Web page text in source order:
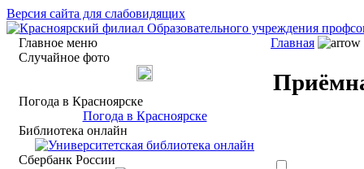
Версия сайта для слабовидящих
Главное меню
Случайное фото
Погода в Красноярске
Погода в Красноярске
Библиотека онлайн
Сбербанк России
Главная